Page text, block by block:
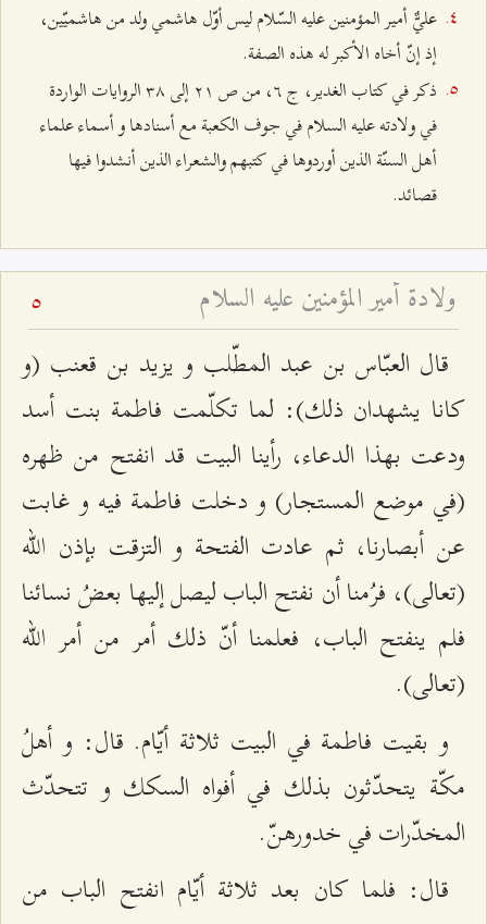
عليٌّ أمير المؤمنين عليه السّلام ليس أوّل هاشمي ولد من هاشميّين،
إذ إنّ أخاه الأكبر له هذه الصفة.
ذكر في كتاب الغدير، ج ٦، من ص ٢۱ إلى ٣۸ الروايات الواردة
في ولادته عليه السلام في جوف الكعبة مع أسنادها و أسماء علماء
أهل السنّة الذين أوردوها في كتبهم والشعراء الذين أنشدوا فيها
قصائد.
ولادة أمير المؤمنين عليه السلام 5
قال العبّاس بن عبد المطّلب و يزيد بن قعنب (و
كانا يشهدان ذلك): لما تكلّمت فاطمة بنت أسد
ودعت بهذا الدعاء، رأينا البيت قد انفتح من ظهره
(في موضع المستجار) و دخلت فاطمة فيه و غابت
عن أبصارنا، ثم عادت الفتحة و التزقت بإذن الله
(تعالى)، فرُمنا أن نفتح الباب ليصل إليها بعضُ نسائنا
فلم ينفتح الباب، فعلمنا أنّ ذلك أمر من أمر الله
(تعالى).
و بقيت فاطمة في البيت ثلاثة أيّام. قال: و أهلُ
مكّة يتحدّثون بذلك في أفواه السكك و تتحدّث
المخدّرات في خدورهنّ.
قال: فلما كان بعد ثلاثة أيّام انفتح الباب من